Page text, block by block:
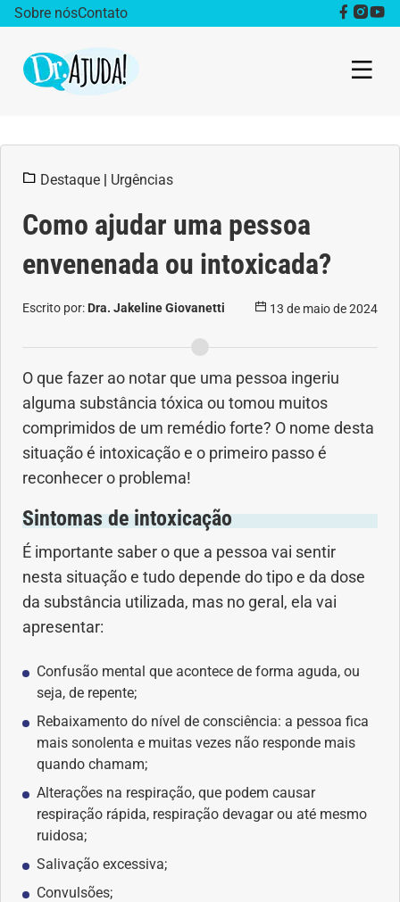
Sobre nósContato
Obesidade
Destaque
Bem estar
Saúde da mulher
Anemia
Anestesia
Aparelho Digestivo
Atividade física
Beleza e Cosmética
Cirurgia Plástica
Coronavírus
Dengue
Dermatologia
Diabetes
Destaque | Urgências
Como ajudar uma pessoa
envenenada ou intoxicada?
Escrito por: Dra. Jakeline Giovanetti 13 de maio de 2024
O que fazer ao notar que uma pessoa ingeriu
alguma substância tóxica ou tomou muitos
comprimidos de um remédio forte? O nome desta
situação é intoxicação e o primeiro passo é
reconhecer o problema!
Sintomas de intoxicação
É importante saber o que a pessoa vai sentir
nesta situação e tudo depende do tipo e da dose
da substância utilizada, mas no geral, ela vai
apresentar:
Confusão mental que acontece de forma aguda, ou
seja, de repente;
Rebaixamento do nível de consciência: a pessoa fica
mais sonolenta e muitas vezes não responde mais
quando chamam;
Alterações na respiração, que podem causar
respiração rápida, respiração devagar ou até mesmo
ruidosa;
Salivação excessiva;
Convulsões;